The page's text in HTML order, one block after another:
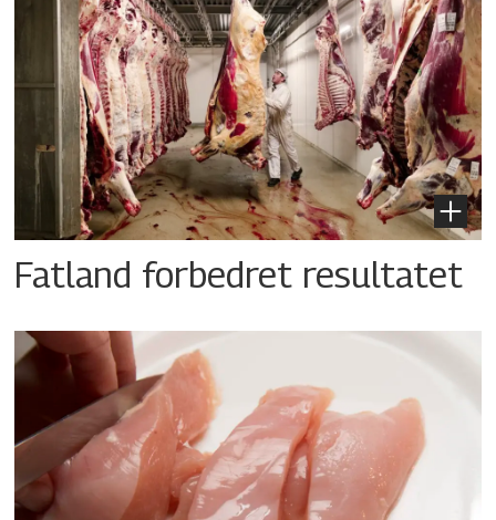
Fatland forbedret resultatet